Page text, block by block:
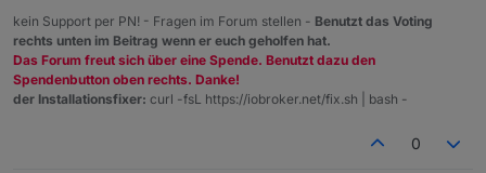
kein Support per PN! - Fragen im Forum stellen - Benutzt das Voting
rechts unten im Beitrag wenn er euch geholfen hat.
Das Forum freut sich über eine Spende. Benutzt dazu den
Spendenbutton oben rechts. Danke!
der Installationsfixer: curl -fsL https://iobroker.net/fix.sh | bash -
0